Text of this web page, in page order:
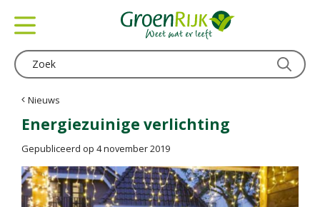
Nieuws
Energiezuinige verlichting
Gepubliceerd op 4 november 2019